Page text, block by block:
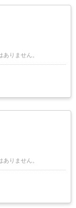
りません。
りません。